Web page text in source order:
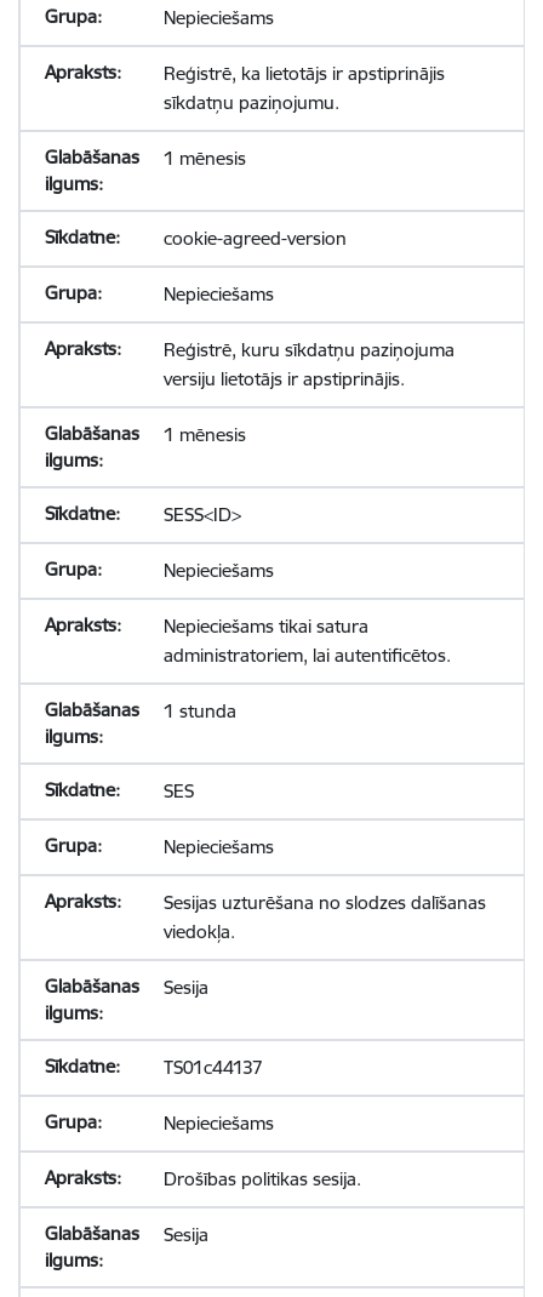
Nepieciešams
Reģistrē, ka lietotājs ir apstiprinājis
sīkdatņu paziņojumu.
1 mēnesis
cookie-agreed-version
Nepieciešams
Reģistrē, kuru sīkdatņu paziņojuma
versiju lietotājs ir apstiprinājis.
1 mēnesis
SESS<ID>
Nepieciešams
Nepieciešams tikai satura
administratoriem, lai autentificētos.
1 stunda
SES
Nepieciešams
Sesijas uzturēšana no slodzes dalīšanas
viedokļa.
Sesija
TS01c44137
Nepieciešams
Drošības politikas sesija.
Sesija